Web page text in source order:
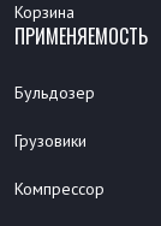
Корзина
ПРИМЕНЯЕМОСТЬ
Бульдозер
Грузовики
Компрессор